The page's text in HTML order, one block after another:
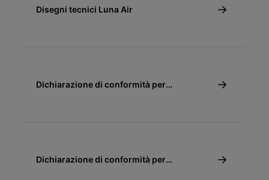
Disegni tecnici Luna Air
Dichiarazione di conformità per
Dichiarazione di conformità per